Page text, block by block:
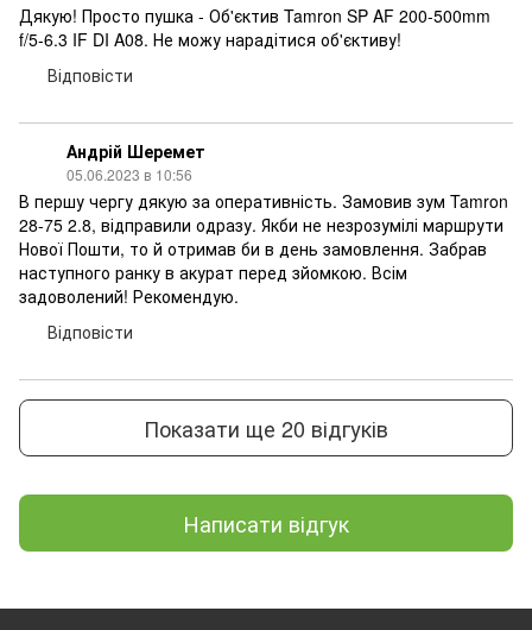
Дякую! Просто пушка - Об'єктив Tamron SP AF 200-500mm
f/5-6.3 IF DI A08. Не можу нарадітися об'єктиву!
Відповісти
Андрій Шеремет
05.06.2023 в 10:56
В першу чергу дякую за оперативність. Замовив зум Tamron
28-75 2.8, відправили одразу. Якби не незрозумілі маршрути
Нової Пошти, то й отримав би в день замовлення. Забрав
наступного ранку в акурат перед зйомкою. Всім
задоволений! Рекомендую.
Відповісти
Показати ще 20 відгуків
Написати відгук